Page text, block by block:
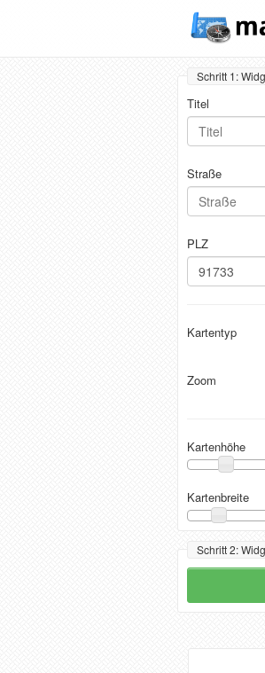
Schritt 1:
Titel
Straße
PLZ
Kartentyp
Zoom
Kartenhöhe
Kartenbreite
Schritt 2: